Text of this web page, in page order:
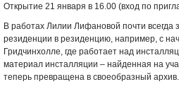
Открытие 21 января в 16.00 (вход по
В работах Лилии Лифановой почти всегда
резиденции в резиденцию, например, с
Гридчинхолле, где работает над
материал инсталляции – найденная на
теперь превращена в своеобразный архив.